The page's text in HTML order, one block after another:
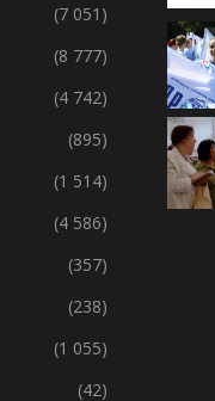
(7 051)
(8 777)
(4 742)
(895)
(1 514)
(4 586)
(357)
(238)
(1 055)
(42)